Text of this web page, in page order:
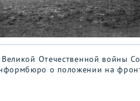
Великой Отечественной войны
о положении на